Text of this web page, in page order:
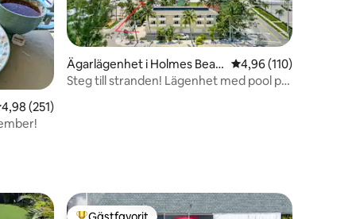
av 5 i genomsnittligt betyg, 251 omdömen
4,98 (251)
Ägarlägenhet i Holmes Beac
h
4,96 av 5 i
4,96 (110)
Steg till stranden! Lägenhet med pool på